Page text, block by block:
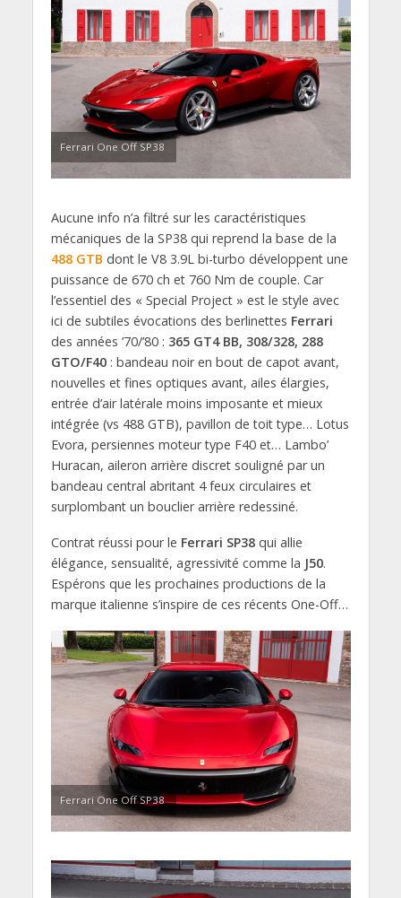
Ferrari One Off SP38
Aucune info n’a filtré sur les caractéristiques
mécaniques de la SP38 qui reprend la base de la
488 GTB dont le V8 3.9L bi-turbo développent une
puissance de 670 ch et 760 Nm de couple. Car
l’essentiel des « Special Project » est le style avec
ici de subtiles évocations des berlinettes Ferrari
des années ’70/’80 : 365 GT4 BB, 308/328, 288
GTO/F40: bandeau noir en bout de capot avant,
nouvelles et fines optiques avant, ailes élargies,
entrée d’air latérale moins imposante et mieux
intégrée (vs 488 GTB), pavillon de toit type… Lotus
Evora, persiennes moteur type F40 et… Lambo’
Huracan, aileron arrière discret souligné par un
bandeau central abritant 4 feux circulaires et
surplombant un bouclier arrière redessiné.
Contrat réussi pour le Ferrari SP38qui allie
élégance, sensualité, agressivité comme la J50.
Espérons que les prochaines productions de la
marque italienne s’inspire de ces récents One-Off…
Ferrari One Off SP38